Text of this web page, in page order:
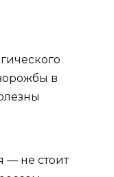
в
— не стоит